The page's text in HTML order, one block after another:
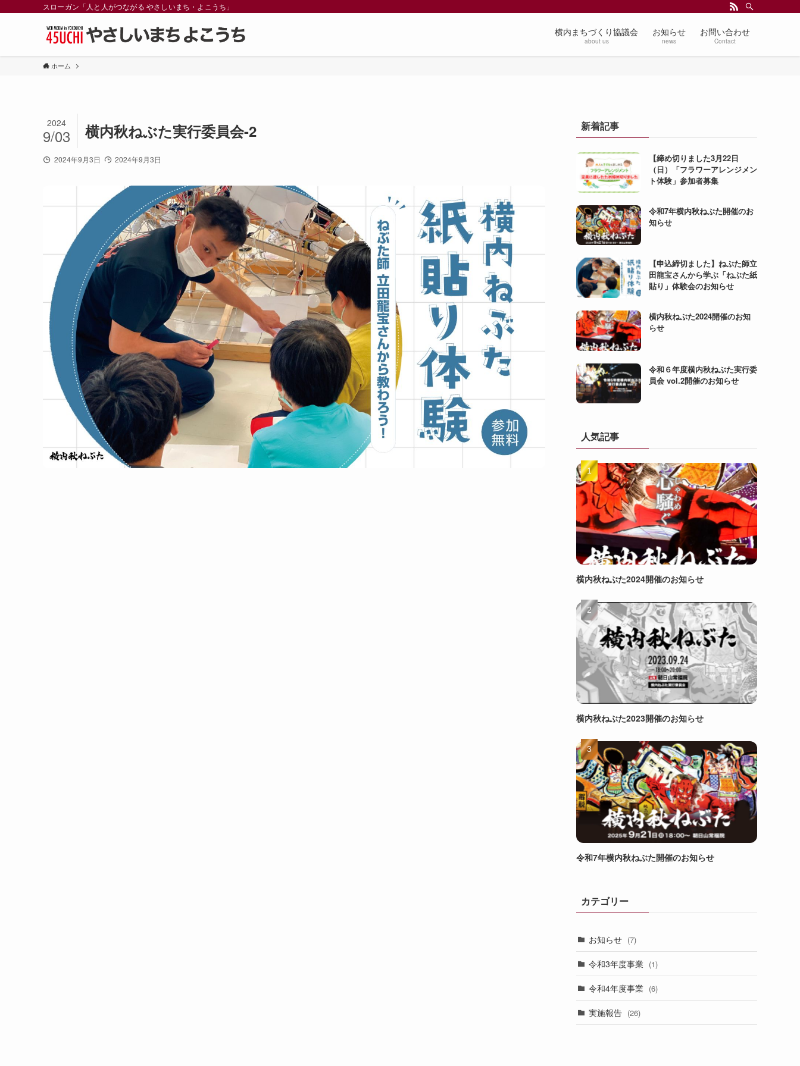
スローガン「人と人がつながる やさしいまち・よこうち」
横内まちづくり協議会
about us
お知らせ
news
お問い合わせ
Contact
ホーム
横内秋ねぶた実行委員会-2
2024
9/03
2024年9月3日 2024年9月3日
新着記事
【締め切りました3月22日
（日）「フラワーアレンジメン
ト体験」参加者募集
令和7年横内秋ねぶた開催のお
知らせ
【申込締切ました】ねぶた師立
田龍宝さんから学ぶ「ねぶた紙
貼り」体験会のお知らせ
横内秋ねぶた2024開催のお知
らせ
令和６年度横内秋ねぶた実行委
員会 vol.2開催のお知らせ
人気記事
横内秋ねぶた2024開催のお知らせ
横内秋ねぶた2023開催のお知らせ
令和7年横内秋ねぶた開催のお知らせ
カテゴリー
お知らせ (7)
令和3年度事業 (1)
令和4年度事業 (6)
実施報告 (26)